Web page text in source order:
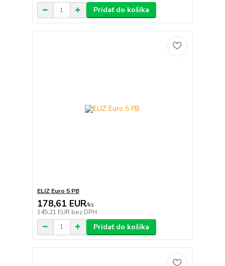
Pridať do košíka
ELIZ Euro 5 PB
178,61 EUR/ks
145,21 EUR bez DPH
Pridať do košíka